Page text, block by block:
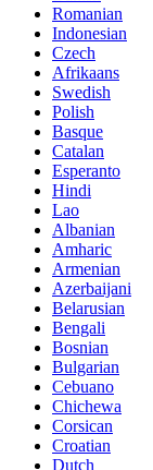
Romanian
Indonesian
Czech
Afrikaans
Swedish
Polish
Basque
Catalan
Esperanto
Hindi
Lao
Albanian
Amharic
Armenian
Azerbaijani
Belarusian
Bengali
Bosnian
Bulgarian
Cebuano
Chichewa
Corsican
Croatian
Dutch